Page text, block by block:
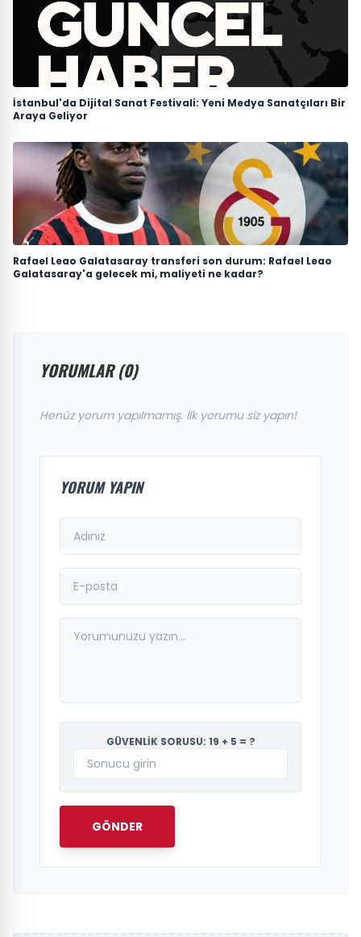
İstanbul'da Dijital Sanat Festivali: Yeni Medya Sanatçıları Bir
Araya Geliyor
Rafael Leao Galatasaray transferi son durum: Rafael Leao
Galatasaray'a gelecek mi, maliyeti ne kadar?
YORUMLAR (0)
Henüz yorum yapılmamış. İlk yorumu siz yapın!
YORUM YAPIN
GÜVENLİK SORUSU: 19 + 5 = ?
GÖNDER